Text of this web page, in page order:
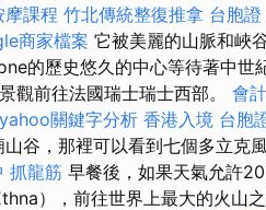
摩課程 竹北傳統整復推拿 台胞
商家檔案 它被美麗的山脈和峽
的歷史悠久的中心等待著中世
觀前往法國瑞士瑞士西部。 會
yahoo關鍵字分析 香港入境 台胞
谷，那裡可以看到七個多立克
抓龍筋 早餐後，如果天氣允許
），前往世界上最大的火山之